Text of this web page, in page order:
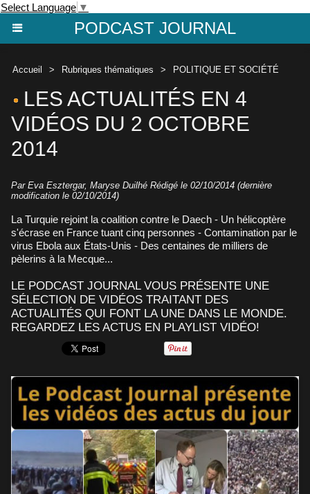
Select Language ▼
PODCAST JOURNAL
Accueil > Rubriques thématiques > POLITIQUE ET SOCIÉTÉ
LES ACTUALITÉS EN 4
VIDÉOS DU 2 OCTOBRE
2014
Par Eva Esztergar, Maryse Duilhé Rédigé le 02/10/2014 (dernière
modification le 02/10/2014)
La Turquie rejoint la coalition contre le Daech - Un hélicoptère
s'écrase en France tuant cinq personnes - Contamination par le
virus Ebola aux États-Unis - Des centaines de milliers de
pèlerins à la Mecque...
LE PODCAST JOURNAL VOUS PRÉSENTE UNE
SÉLECTION DE VIDÉOS TRAITANT DES
ACTUALITÉS QUI FONT LA UNE DANS LE MONDE.
REGARDEZ LES ACTUS EN PLAYLIST VIDÉO!